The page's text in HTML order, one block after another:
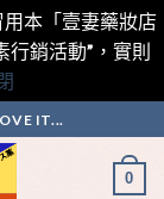
本「壹妻藥妝店
銷活動”，實則
IT...
0